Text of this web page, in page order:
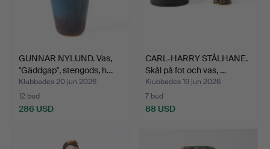
GUNNAR NYLUND. Vas,
"Gäddgap", stengods, h…
Klubbades 20 jun 2026
12 bud
286 USD
CARL-HARRY STÅLHANE.
Skål på fot och vas, …
Klubbades 19 jun 2026
7 bud
88 USD